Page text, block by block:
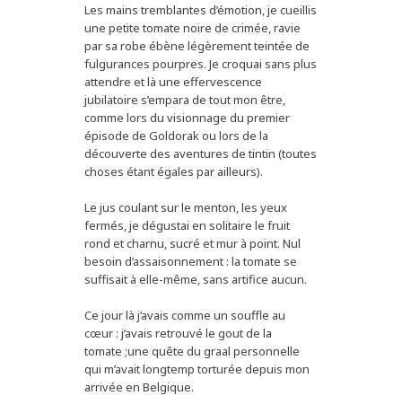
Les mains tremblantes d’émotion, je cueillis
une petite tomate noire de crimée, ravie
par sa robe ébène légèrement teintée de
fulgurances pourpres. Je croquai sans plus
attendre et là une effervescence
jubilatoire s’empara de tout mon être,
comme lors du visionnage du premier
épisode de Goldorak ou lors de la
découverte des aventures de tintin (toutes
choses étant égales par ailleurs).
Le jus coulant sur le menton, les yeux
fermés, je dégustai en solitaire le fruit
rond et charnu, sucré et mur à point. Nul
besoin d’assaisonnement : la tomate se
suffisait à elle-même, sans artifice aucun.
Ce jour là j’avais comme un souffle au
cœur : j’avais retrouvé le gout de la
tomate ;une quête du graal personnelle
qui m’avait longtemp torturée depuis mon
arrivée en Belgique.